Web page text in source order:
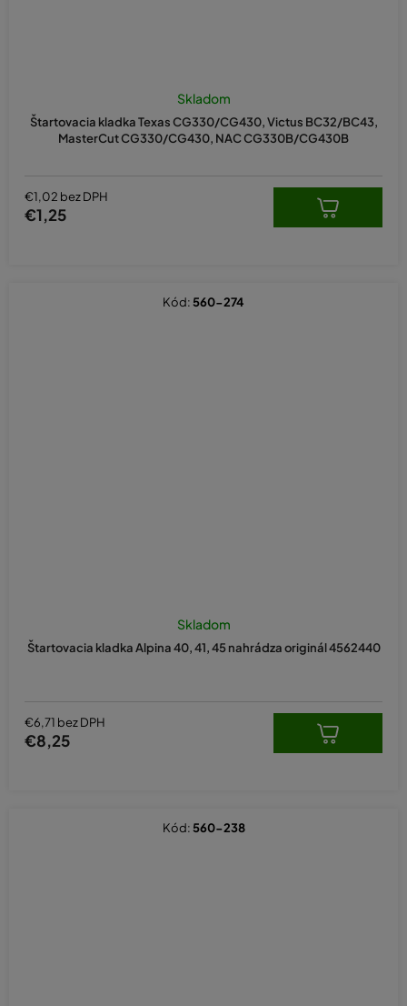
Štartovacia kladka Texas CG330/CG430, Victus BC32/BC43,
MasterCut CG330/CG430, NAC CG330B/CG430B
Skladom
€1,02 bez DPH
€1,25
Štartovacia kladka Alpina 40, 41, 45 nahrádza originál 4562440
Skladom
€6,71 bez DPH
€8,25
Kód: 560-274
Kód: 560-238